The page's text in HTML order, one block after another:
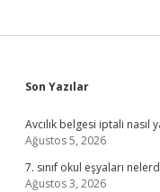
Sidebar
Son Yazılar
Avcılık belgesi iptali nasıl
Ağustos 5, 2026
7. sınıf okul eşyaları
Ağustos 3, 2026